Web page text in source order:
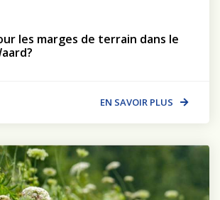
les marges de terrain dans le
EN SAVOIR PLUS